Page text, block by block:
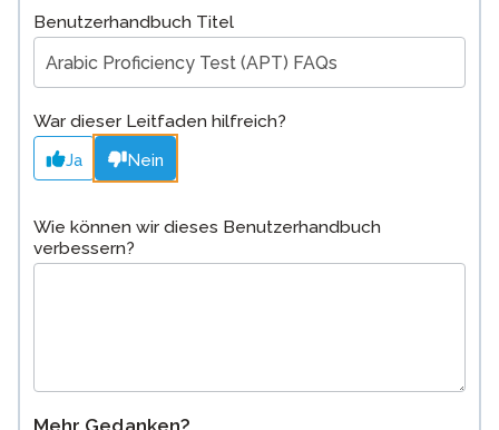
Benutzerhandbuch Titel
War dieser Leitfaden hilfreich?
Ja Nein
Wie können wir dieses Benutzerhandbuch
verbessern?
Mehr Gedanken?